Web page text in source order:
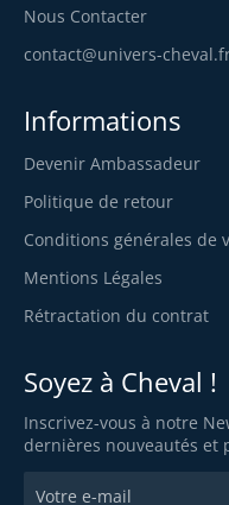
Nous Contacter
contact@univers-
Informations
Devenir Ambassadeur
Politique de retour
Conditions générales de
Mentions Légales
Rétractation du contrat
Soyez à Cheval !
Inscrivez-vous à notre
dernières nouveautés et